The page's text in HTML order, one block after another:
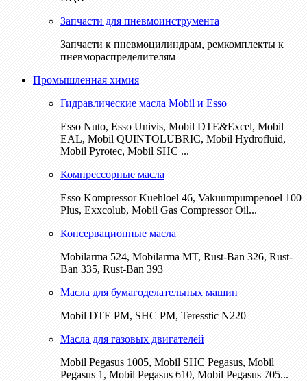
Запчасти для пневмоинструмента
Запчасти к пневмоцилиндрам, ремкомплекты к
пневмораспределителям
Промышленная химия
Гидравлические масла Mobil и Esso
Esso Nuto, Esso Univis, Mobil DTE&Excel, Mobil
EAL, Mobil QUINTOLUBRIC, Mobil Hydrofluid,
Mobil Pyrotec, Mobil SHC ...
Компрессорные масла
Esso Kompressor Kuehloel 46, Vakuumpumpenoel 100
Plus, Exxcolub, Mobil Gas Compressor Oil...
Консервационные масла
Mobilarma 524, Mobilarma MT, Rust-Ban 326, Rust-
Ban 335, Rust-Ban 393
Масла для бумагоделательных машин
Mobil DTE РМ, SHC PM, Teresstic N220
Масла для газовых двигателей
Mobil Pegasus 1005, Mobil SHC Pegasus, Mobil
Pegasus 1, Mobil Pegasus 610, Mobil Pegasus 705...